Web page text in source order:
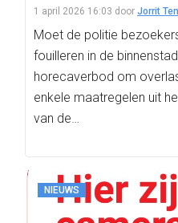
1 april 2026 16:03 door Jorrit
Moet de politie
fouilleren in de
horecaverbod om
enkele maatregelen uit
van de…
NIEUWS